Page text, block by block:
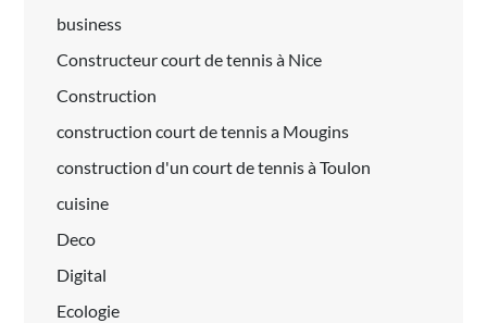
business
Constructeur court de tennis à Nice
Construction
construction court de tennis a Mougins
construction d'un court de tennis à Toulon
cuisine
Deco
Digital
Ecologie